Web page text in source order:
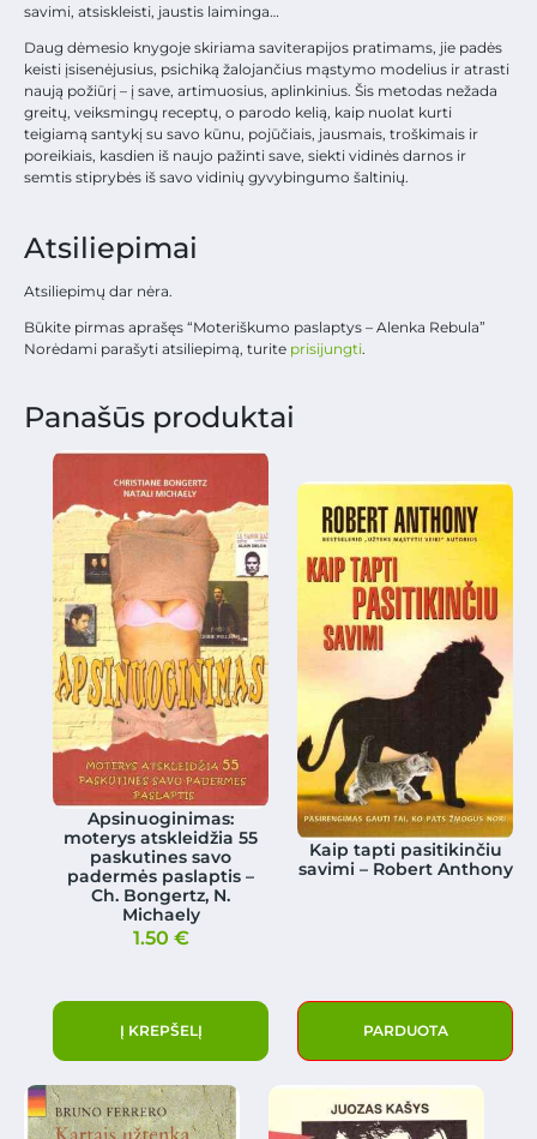
savimi, atsiskleisti, jaustis laiminga…
Daug dėmesio knygoje skiriama saviterapijos pratimams, jie padės
keisti įsisenėjusius, psichiką žalojančius mąstymo modelius ir atrasti
naują požiūrį – į save, artimuosius, aplinkinius. Šis metodas nežada
greitų, veiksmingų receptų, o parodo kelią, kaip nuolat kurti
teigiamą santykį su savo kūnu, pojūčiais, jausmais, troškimais ir
poreikiais, kasdien iš naujo pažinti save, siekti vidinės darnos ir
semtis stiprybės iš savo vidinių gyvybingumo šaltinių.
Atsiliepimai
Atsiliepimų dar nėra.
Būkite pirmas aprašęs “Moteriškumo paslaptys – Alenka Rebula”
Norėdami parašyti atsiliepimą, turite prisijungti.
Panašūs produktai
Apsinuoginimas:
moterys atskleidžia 55
paskutines savo
padermės paslaptis –
Ch. Bongertz, N.
Michaely
1.50 €
Į KREPŠELĮ
Kaip tapti pasitikinčiu
savimi – Robert Anthony
PARDUOTA